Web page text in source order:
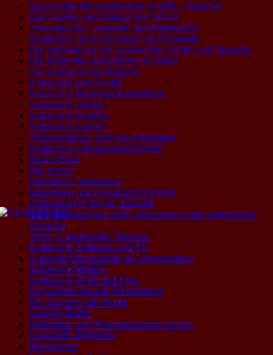
Geschichte der arabischen Schrift + Sprache
Das System der arabischen Schrift
Theoretische Linguistik des Arabischen
Arabische Sprachgruppen und Dialekte
Die Verbreitung der arabischen Schrift und Sprache
Die Rolle des arabischen im Islam
Der arabische Buchdruck
Kalligrafie und Schrift
Arabische Namensbestandteile
Arabische Tatoos
Arabische Comics
Arabische Zahlen
Textexemplare und Sprachproben
Arabische Literatur(geschichte)
Büchertipps
Der Koran
Vokabeln / Vokabular
Materialien zum Arabisch erlernen
Arabesken in der dt. Sprache
Internationalismen und Lehnwörter in der arabischen
Sprache
Texte in arabischer Sprache
Arabische Software und PC
Arabistik/Orientalistik an Universitäten
Arabische Medien
Arabischer Film und Kino
Ein kleiner Sprach-Reiseführer
Die Sprache der Musik
Schöne Bilder
Methoden zum Fremdsprachen lernen
Linguistik allgemein
Workshops